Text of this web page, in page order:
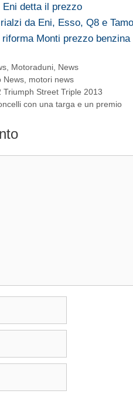
Eni detta il prezzo
da Eni, Esso, Q8 e
Monti prezzo benzina
, Motoraduni, News
News, motori news
Street Triple 2013
con una targa e un premio